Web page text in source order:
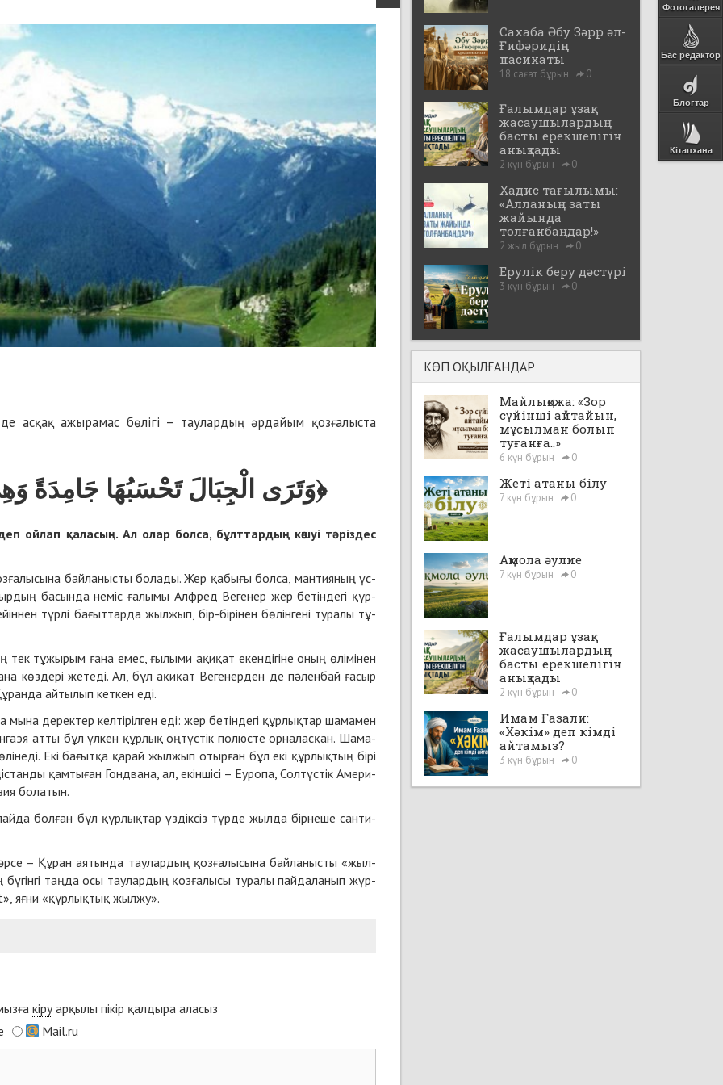
Фотогалерея
Бас редактор
Блогтар
Кітапхана
ас­қақ ажы­ра­мас бө­лі­гі – тау­лар­дың әр­дай­ым қоз­ға­лыс­та
﴿وَتَرَى الْجِبَالَ تَحْسَبُهَا جَامِدَةً
ой­лап қа­ла­сың. Ал олар бол­са, бұлт­тар­дың кө­шуі тә­різ­дес
бай­ла­ныс­ты бо­ла­ды. Жер қа­бы­ғы бол­са, ман­тия­ның үс­
ба­сын­да не­міс ға­лы­мы Алф­ред Ве­ге­нер жер бе­тін­де­гі құр­
түр­лі ба­ғыт­тар­да жыл­жып, бір-бі­рі­нен бө­лін­ге­ні ту­ра­лы тұ­
тұ­жы­рым ға­на емес, ғы­лы­ми ақи­қат екен­ді­гі­не оның өлі­мі­нен
көз­де­рі же­те­ді. Ал, бұл ақи­қат Ве­ге­нер­ден де пә­лен­бай ғасыр
ай­ты­лып кет­кен еді.
де­рек­тер кел­ті­ріл­ген еді: жер бе­тін­де­гі құр­лық­тар ша­ма­мен
ат­ты бұл үл­кен құр­лық оң­түс­тік по­люс­те ор­на­лас­қан. Ша­ма­
Екі ба­ғыт­қа қа­рай жыл­жып отыр­ған бұл екі құр­лық­тың бі­рі
қам­ты­ған Гонд­ва­на, ал, екін­ші­сі – Еуро­па, Сол­түс­тік Аме­ри­
бо­ла­тын.
бол­ған бұл құр­лық­тар үз­дік­сіз түр­де жыл­да бір­не­ше санти­
– Құран ая­тын­да тау­лар­дың қоз­ға­лы­сы­на бай­ла­ныс­ты «жыл­
бү­гін­гі таң­да осы тау­лар­дың қоз­ға­лы­сы ту­ра­лы пай­да­ла­нып жүр­
яғ­ни «құр­лық­тық жыл­жу».
кіруарқылы пікір қалдыра аласыз
Mail.ru
Сахаба Әбу Зәрр әл-
Ғифәридің
насихаты
18 сағат бұрын 0
Ғалымдар ұзақ
жасаушылардың
басты ерекшелігін
анықтады
2 күн бұрын 0
Хадис тағылымы:
«Алланың заты
жайында
толғанбаңдар!»
2 жыл бұрын 0
Ерулік беру дәстүрі
3 күн бұрын 0
КӨП ОҚЫЛҒАНДАР
Майлықожа: «Зор
сүйінші айтайын,
мұсылман болып
туғанға..»
6 күн бұрын 0
Жеті атаны білу
7 күн бұрын 0
Ақмола әулие
7 күн бұрын 0
Ғалымдар ұзақ
жасаушылардың
басты ерекшелігін
анықтады
2 күн бұрын 0
Имам Ғазали:
«Хәкім» деп кімді
айтамыз?
3 күн бұрын 0